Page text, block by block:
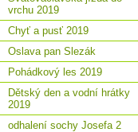
vrchu 2019
Chyť a pusť 2019
Oslava pan Slezák
Pohádkový les 2019
Dětský den a vodní hrátky
2019
odhalení sochy Josefa 2